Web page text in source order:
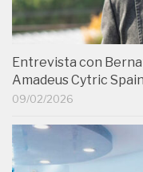
Entrevista con
Amadeus Cytric
09/02/2026